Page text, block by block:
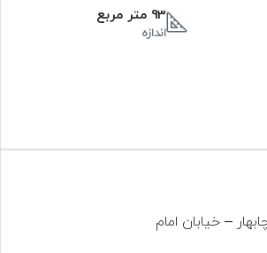
93 متر مربع
اندازه
– خیابان امام